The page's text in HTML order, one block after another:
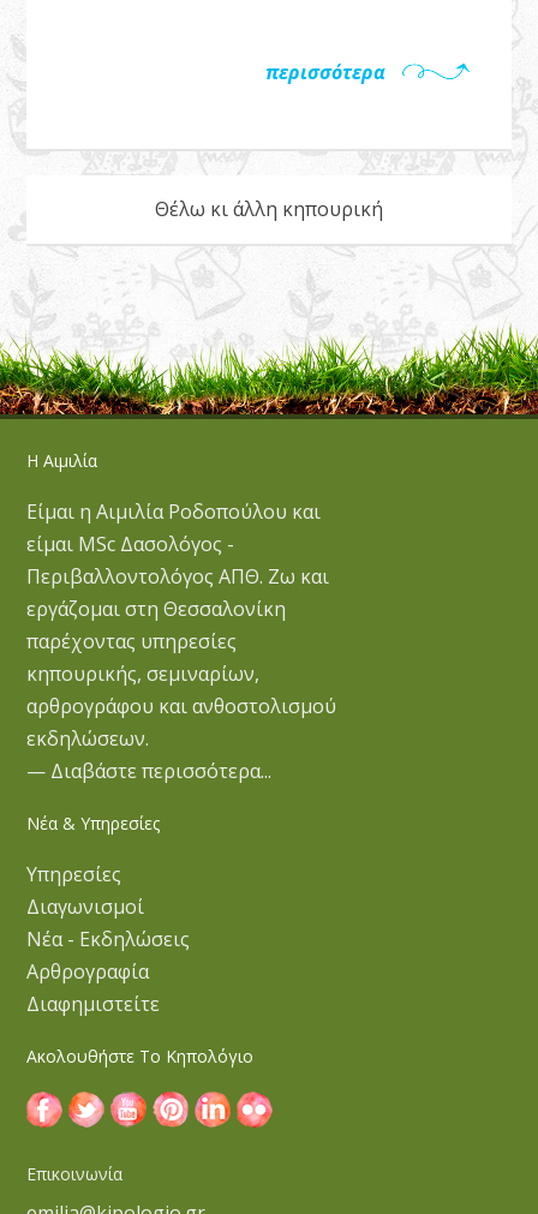
περισσότερα
Θέλω κι άλλη κηπουρική
Η Αιμιλία
Είμαι η Αιμιλία Ροδοπούλου και
είμαι MSc Δασολόγος -
Περιβαλλοντολόγος ΑΠΘ. Ζω και
εργάζομαι στη Θεσσαλονίκη
παρέχοντας υπηρεσίες
κηπουρικής, σεμιναρίων,
αρθρογράφου και ανθοστολισμού
εκδηλώσεων.
— Διαβάστε περισσότερα...
Νέα & Υπηρεσίες
Υπηρεσίες
Διαγωνισμοί
Νέα - Εκδηλώσεις
Αρθρογραφία
Διαφημιστείτε
Ακολουθήστε Το Κηπολόγιο
Επικοινωνία